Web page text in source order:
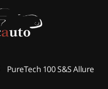
PureTech 100 S&S Allure